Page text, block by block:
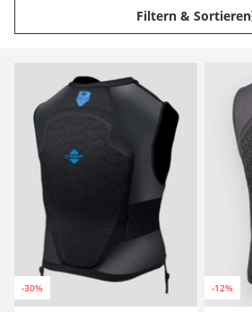
Filtern & Sortieren
-30% -12%